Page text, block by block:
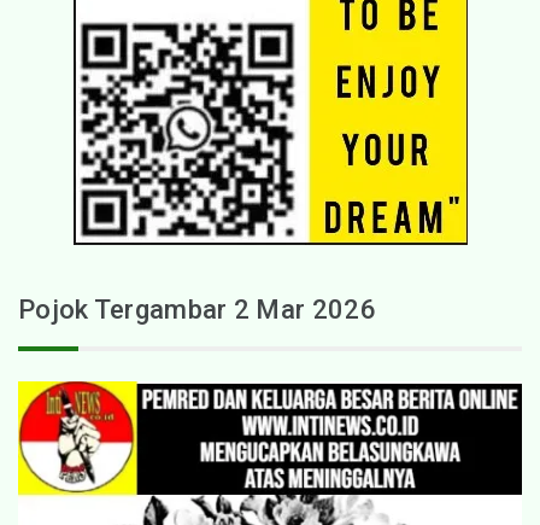
Pojok Tergambar 2 Mar 2026